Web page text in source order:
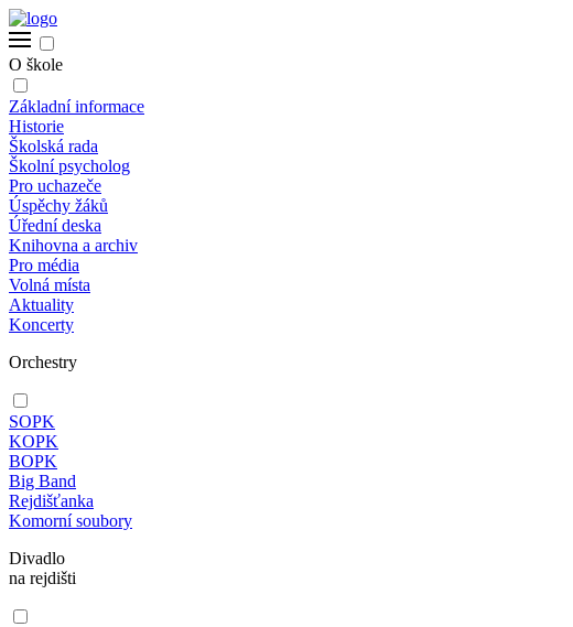
O škole
Základní informace
Historie
Školská rada
Školní psycholog
Pro uchazeče
Úspěchy žáků
Úřední deska
Knihovna a archiv
Pro média
Volná místa
Aktuality
Koncerty
Orchestry
SOPK
KOPK
BOPK
Big Band
Rejdišťanka
Komorní soubory
Divadlo
na rejdišti